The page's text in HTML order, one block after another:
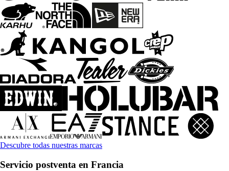
Descubre todas nuestras marcas
Servicio postventa en Francia